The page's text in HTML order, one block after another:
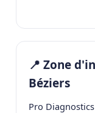
📍 Zone
Béziers
Pro